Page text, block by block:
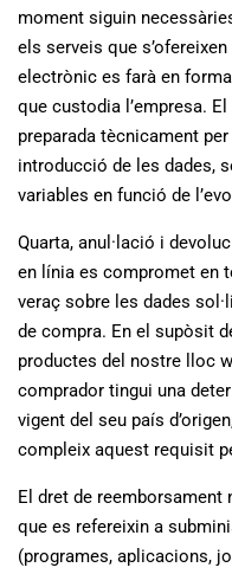
moment siguin
els serveis que
electrònic es farà en
que custodia l’empresa.
preparada tècnicament
introducció de les dades,
variables en funció de
Quarta, anul·lació i
en línia es compromet en
veraç sobre les dades
de compra. En el supòsit
productes del nostre lloc
comprador tingui una
vigent del seu país
compleix aquest requisit
El dret de
que es refereixin a
(programes, aplicacions,